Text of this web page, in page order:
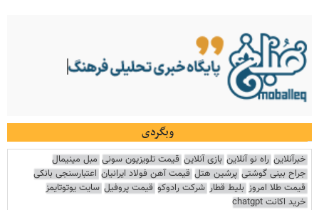
وبگردی
خبرآنلاین راه نو آنلاین بازی آنلاین قیمت تلویزیون سونی مبل مینیمال
جراح بینی گوشتی پرشین هتل قیمت آهن فولاد ایرانیان اعتبارسنجی بانکی
قیمت طلا امروز بلیط قطار شرکت رادوکو قیمت پروفیل سایت یوتوتایمز
خرید اکانت chatgpt